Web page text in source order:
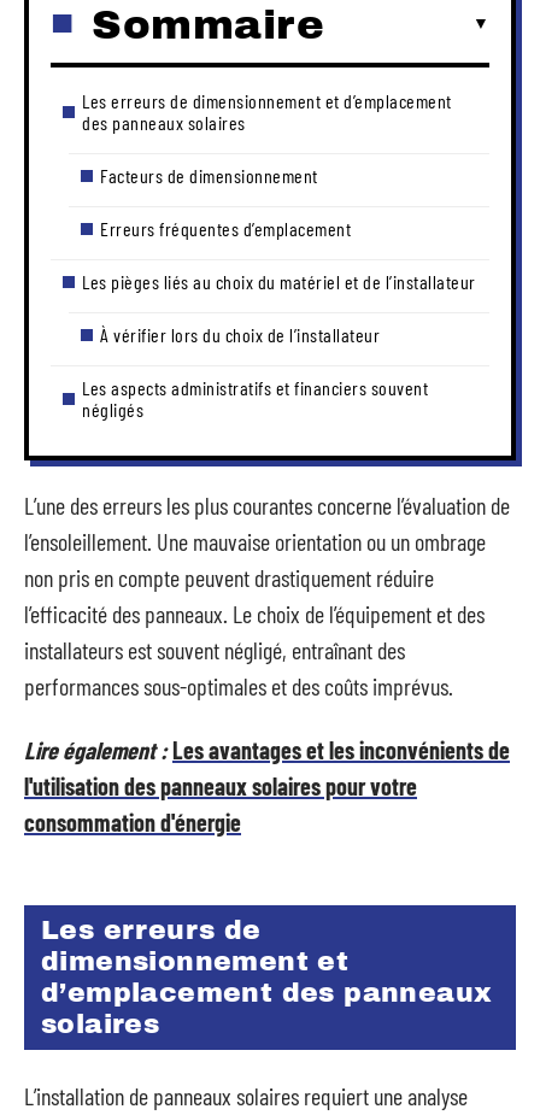
Sommaire
Les erreurs de dimensionnement et d’emplacement
des panneaux solaires
Facteurs de dimensionnement
Erreurs fréquentes d’emplacement
Les pièges liés au choix du matériel et de l’installateur
À vérifier lors du choix de l’installateur
Les aspects administratifs et financiers souvent
négligés
L’une des erreurs les plus courantes concerne l’évaluation de
l’ensoleillement. Une mauvaise orientation ou un ombrage
non pris en compte peuvent drastiquement réduire
l’efficacité des panneaux. Le choix de l’équipement et des
installateurs est souvent négligé, entraînant des
performances sous-optimales et des coûts imprévus.
Lire également :Les avantages et les inconvénients de
l'utilisation des panneaux solaires pour votre
consommation d'énergie
Les erreurs de
dimensionnement et
d’emplacement des panneaux
solaires
L’installation de panneaux solaires requiert une analyse